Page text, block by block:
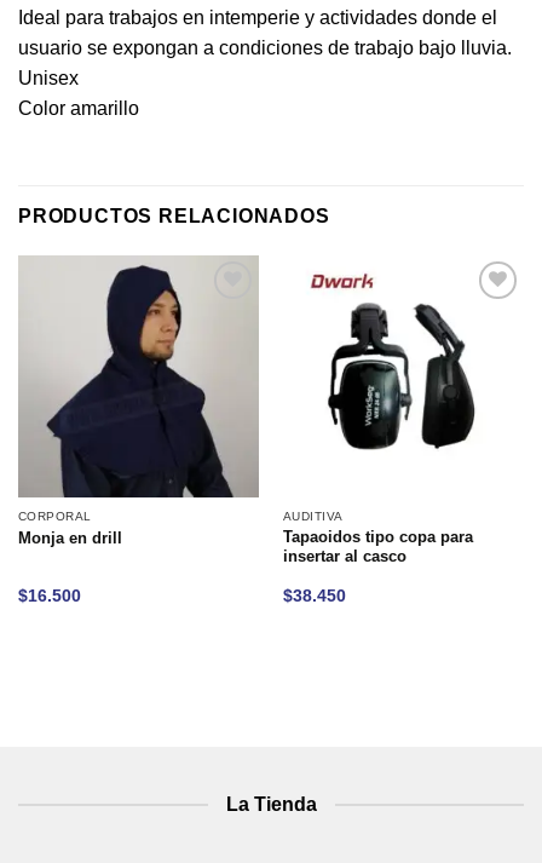
Ideal para trabajos en intemperie y actividades donde el
usuario se expongan a condiciones de trabajo bajo lluvia.
Unisex
Color amarillo
PRODUCTOS RELACIONADOS
lista de
deseos
CORPORAL
Monja en drill
$16.500
lista de
deseos
AUDITIVA
Tapaoidos tipo copa para
insertar al casco
$38.450
La Tienda